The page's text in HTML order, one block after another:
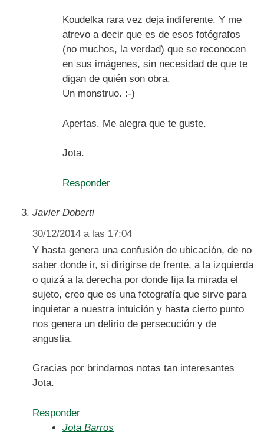
Koudelka rara vez deja indiferente. Y me
atrevo a decir que es de esos fotógrafos
(no muchos, la verdad) que se reconocen
en sus imágenes, sin necesidad de que te
digan de quién son obra.
Un monstruo. :-)
Apertas. Me alegra que te guste.
Jota.
Responder
Javier Doberti
30/12/2014 a las 17:04
Y hasta genera una confusión de ubicación, de no
saber donde ir, si dirigirse de frente, a la izquierda
o quizá a la derecha por donde fija la mirada el
sujeto, creo que es una fotografía que sirve para
inquietar a nuestra intuición y hasta cierto punto
nos genera un delirio de persecución y de
angustia.
Gracias por brindarnos notas tan interesantes
Jota.
Responder
Jota Barros